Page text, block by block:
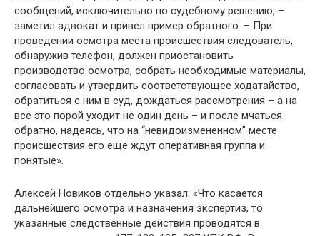
сообщений, исключительно по судебному решению, –
заметил адвокат и привел пример обратного: – При
проведении осмотра места происшествия следователь,
обнаружив телефон, должен приостановить
производство осмотра, собрать необходимые материалы,
согласовать и утвердить соответствующее ходатайство,
обратиться с ним в суд, дождаться рассмотрения – а на
все это порой уходит не один день – и после мчаться
обратно, надеясь, что на “невидоизмененном” месте
происшествия его еще ждут оперативная группа и
понятые».
Алексей Новиков отдельно указал: «Что касается
дальнейшего осмотра и назначения экспертиз, то
указанные следственные действия проводятся в